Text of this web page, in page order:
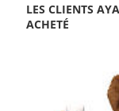
LES CLIENTS
ACHETÉ